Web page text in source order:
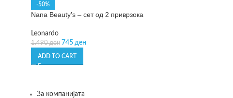
-50%
Nana Beauty’s – сет од 2 приврзока
Leonardo
1.490ден 745 ден
ADD TO CART
За компанијата